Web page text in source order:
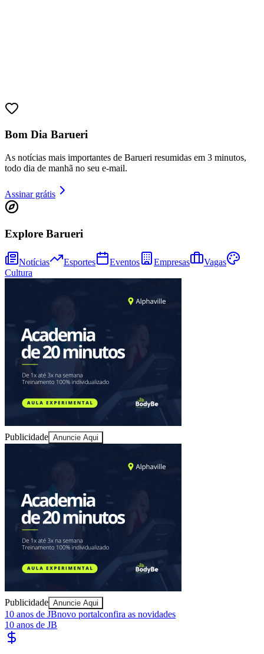
Sport
Bom Dia Barueri
As notícias mais importantes de Barueri resumidas em 3 minutos,
todo dia de manhã no seu e-mail.
Assinar grátis
Explore Barueri
Notícias Esportes Eventos Empresas
Vagas
Cultura
Publicidade Anuncie Aqui
Publicidade Anuncie Aqui
10 anos de JBnovo portalconfira as novidades
10 anos de JB